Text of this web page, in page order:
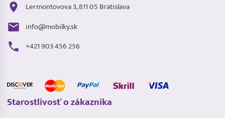
Lermontovova 3, 811 05 Bratislava
info@mobilky.sk
+421 903 456 256
Starostlivosť o zákaznika